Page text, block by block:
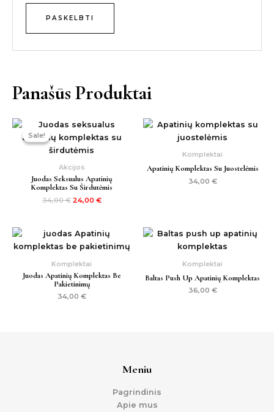
Panašūs Produktai
Sale!
Sale!
Akcijos
Juodas Seksualus Apatinių
Komplektas Su Širdutėmis
34,00€
Original
price
was:
34,00 €.
24,00 €
Current
price
is:
Komplektai
Apatinių Komplektas Su Juostelėmis
34,00 €
Komplektai
Juodas Apatinių Komplektas Be
Pakietinimų
34,00 €
Komplektai
Baltas Push Up Apatinių Komplektas
36,00 €
Meniu
Pagrindinis
Apie mus